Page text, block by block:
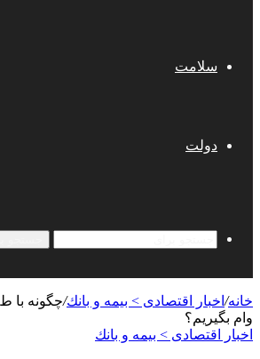
سلامت
دولت
خانه/ اخبار اقتصادی > بيمه و بانك/چگونه با
وام بگیریم؟
اخبار اقتصادی > بيمه و بانك